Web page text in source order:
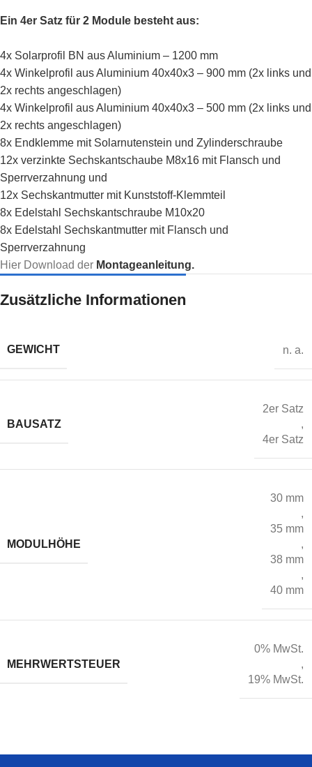
Ein 4er Satz für 2 Module besteht aus:
4x Solarprofil BN aus Aluminium – 1200 mm
4x Winkelprofil aus Aluminium 40x40x3 – 900 mm (2x links und
2x rechts angeschlagen)
4x Winkelprofil aus Aluminium 40x40x3 – 500 mm (2x links und
2x rechts angeschlagen)
8x Endklemme mit Solarnutenstein und Zylinderschraube
12x verzinkte Sechskantschaube M8x16 mit Flansch und
Sperrverzahnung und
12x Sechskantmutter mit Kunststoff-Klemmteil
8x Edelstahl Sechskantschraube M10x20
8x Edelstahl Sechskantmutter mit Flansch und
Sperrverzahnung
Hier Download der Montageanleitung.
Zusätzliche Informationen
GEWICHT n. a.
BAUSATZ
2er Satz
,
4er Satz
MODULHÖHE
30 mm
,
35 mm
,
38 mm
,
40 mm
MEHRWERTSTEUER
0% MwSt.
,
19% MwSt.